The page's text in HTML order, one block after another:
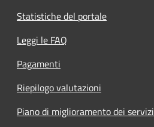
Statistiche del portale
Leggi le FAQ
Pagamenti
Riepilogo valutazioni
Piano di miglioramento dei servizi